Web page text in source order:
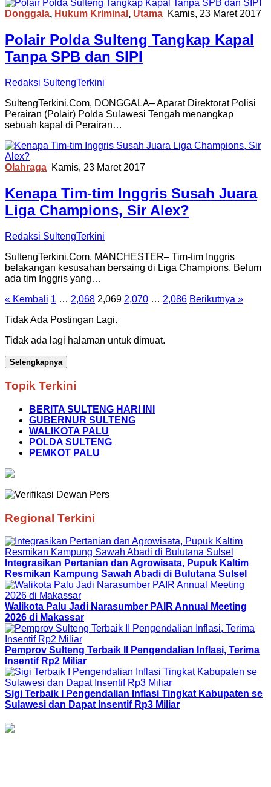
Donggala, Hukum Kriminal , Utama Kamis, 23 Maret 2017
Polair Polda Sulteng Tangkap Kapal
Tanpa SPB dan SIPI
Redaksi SultengTerkini
SultengTerkini.Com, DONGGALA– Aparat Direktorat Polisi
Perairan (Polair) Polda Sulawesi Tengah menangkap
sebuah kapal di Perairan…
Olahraga Kamis, 23 Maret 2017
Kenapa Tim-tim Inggris Susah Juara
Liga Champions, Sir Alex?
Redaksi SultengTerkini
SultengTerkini.Com, MANCHESTER– Tim-tim Inggris
belakangan kesusahan bersaing di Liga Champions. Belum
ada tim Inggris yang…
Paginasi
pos
« Kembali 1 … 2,068 2,069 2,070 … 2,086 Berikutnya »
Tidak Ada Postingan Lagi.
Tidak ada lagi halaman untuk dimuat.
Selengkapnya
Topik Terkini
BERITA SULTENG HARI INI
GUBERNUR SULTENG
WALIKOTA PALU
POLDA SULTENG
PEMKOT PALU
Regional Terkini
Integrasikan Pertanian dan Agrowisata, Pupuk Kaltim
Resmikan Kampung Sawah Abadi di Bulutana Sulsel
Walikota Palu Jadi Narasumber PAIR Annual Meeting
2026 di Makassar
Pemprov Sulteng Terbaik II Pengendalian Inflasi, Terima
Insentif Rp2 Miliar
Sigi Terbaik I Pengendalian Inflasi Tingkat Kabupaten se
Sulawesi dan Dapat Insentif Rp3 Miliar